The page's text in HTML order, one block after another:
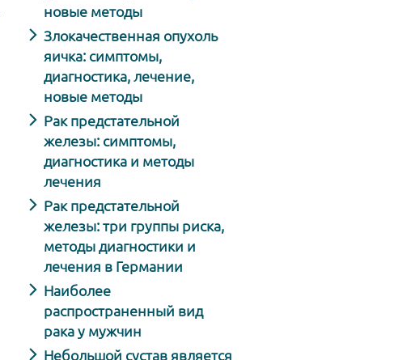
новые методы
Злокачественная опухоль
яичка: симптомы,
диагностика, лечение,
новые методы
Рак предстательной
железы: симптомы,
диагностика и методы
лечения
Рак предстательной
железы: три группы риска,
методы диагностики и
лечения в Германии
Наиболее
распространенный вид
рака у мужчин
Небольшой сустав является